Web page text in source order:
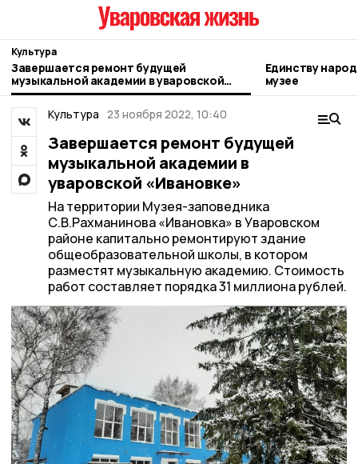
Культура
Завершается ремонт будущей
музыкальной академии в уваровской
«Ивановке»
Единству
музее
Культура 23 ноября 2022, 10:40
Завершается ремонт будущей
музыкальной академии в
уваровской «Ивановке»
На территории Музея-заповедника
С.В.Рахманинова «Ивановка» в Уваровском
районе капитально ремонтируют здание
общеобразовательной школы, в котором
разместят музыкальную академию. Стоимость
работ составляет порядка 31 миллиона рублей.